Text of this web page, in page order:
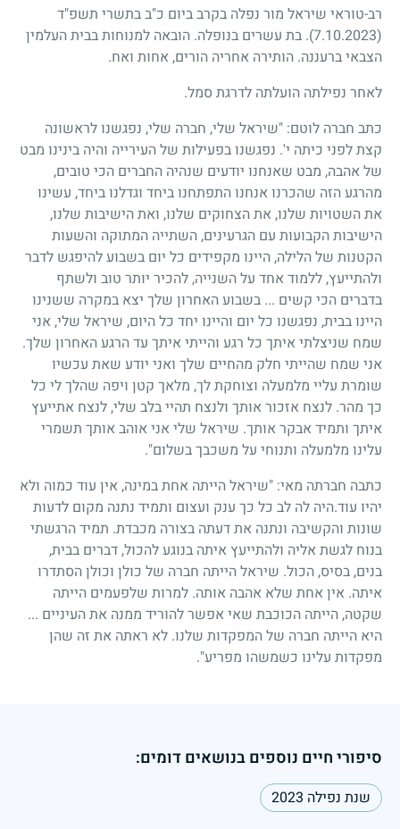
רב-טוראי שיראל מור נפלה בקרב ביום כ"ב בתשרי תשפ"ד
(7.10.2023)
. בת עשרים בנופלה. הובאה למנוחות בבית העלמין
הצבאי ברעננה. הותירה אחריה הורים, אחות ואח.
לאחר נפילתה הועלתה לדרגת סמל.
כתב חברה לוטם: "שיראל שלי, חברה שלי, נפגשנו לראשונה
קצת לפני כיתה י'. נפגשנו בפעילות של העירייה והיה בינינו מבט
של אהבה, מבט שאנחנו יודעים שנהיה החברים הכי טובים,
מהרגע הזה שהכרנו אנחנו התפתחנו ביחד וגדלנו ביחד, עשינו
את השטויות שלנו, את הצחוקים שלנו, ואת הישיבות שלנו,
הישיבות הקבועות עם הגרעינים, השתייה המתוקה והשעות
הקטנות של הלילה, היינו מקפידים כל יום בשבוע להיפגש לדבר
ולהתייעץ, ללמוד אחד על השנייה, להכיר יותר טוב ולשתף
בדברים הכי קשים ... בשבוע האחרון שלך יצא במקרה ששנינו
היינו בבית, נפגשנו כל יום והיינו יחד כל היום, שיראל שלי, אני
שמח שניצלתי איתך כל רגע והייתי איתך עד הרגע האחרון שלך.
אני שמח שהייתי חלק מהחיים שלך ואני יודע שאת עכשיו
שומרת עליי מלמעלה וצוחקת לך, מלאך קטן ויפה שהלך לי כל
כך מהר. לנצח אזכור אותך ולנצח תהיי בלב שלי, לנצח אתייעץ
איתך ותמיד אבקר אותך. שיראל שלי אני אוהב אותך תשמרי
עלינו מלמעלה ותנוחי על משכבך בשלום".
כתבה חברתה מאי: "שיראל הייתה אחת במינה, אין עוד כמוה ולא
יהיו עוד.היה לה לב כל כך ענק ועצום ותמיד נתנה מקום לדעות
שונות והקשיבה ונתנה את דעתה בצורה מכבדת. תמיד הרגשתי
בנוח לגשת אליה ולהתייעץ איתה בנוגע להכול, דברים בבית,
בנים, בסיס, הכול. שיראל הייתה חברה של כולן וכולן הסתדרו
איתה. אין אחת שלא אהבה אותה. למרות שלפעמים הייתה
שקטה, הייתה הכוכבת שאי אפשר להוריד ממנה את העיניים ...
היא הייתה חברה של המפקדות שלנו. לא ראתה את זה שהן
מפקדות עלינו כשמשהו מפריע".
סיפורי חיים נוספים בנושאים דומים:
שנת נפילה 2023